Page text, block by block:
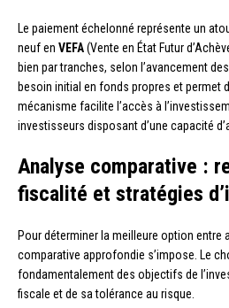
Le paiement échelonné représente un
neuf en VEFA(Vente en État Futur
bien par tranches, selon l’avancement
besoin initial en fonds propres et permet
mécanisme facilite l’accès à
investisseurs disposant d’une capacité
Analyse comparative :
fiscalité et stratégies
Pour déterminer la meilleure option entre
comparative approfondie s’impose. Le
fondamentalement des objectifs de
fiscale et de sa tolérance au risque.